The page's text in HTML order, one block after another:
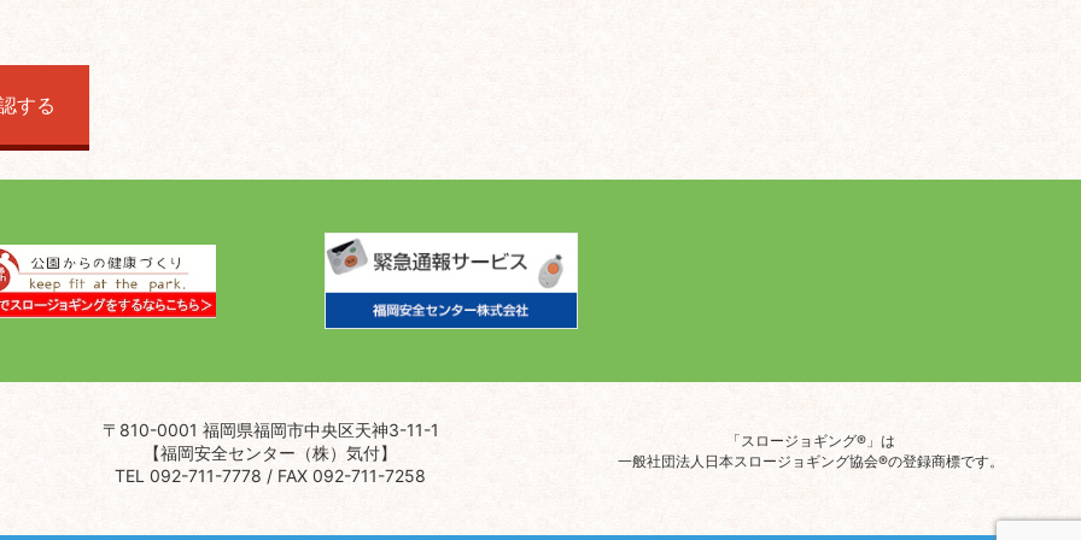
〒810-0001 福岡県福岡市中央区天神3-11-1
【福岡安全センター（株）気付】
TEL 092-711-7778 / FAX 092-711-7258
「スロージョギング®」は
一般社団法人日本スロージョギング協会®の登録商標です。